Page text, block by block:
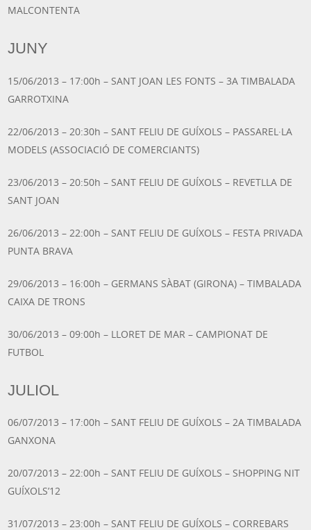
MALCONTENTA
JUNY
15/06/2013 – 17:00h – SANT JOAN LES FONTS – 3A TIMBALADA
GARROTXINA
22/06/2013 – 20:30h – SANT FELIU DE GUÍXOLS – PASSAREL·LA
MODELS (ASSOCIACIÓ DE COMERCIANTS)
23/06/2013 – 20:50h – SANT FELIU DE GUÍXOLS – REVETLLA DE
SANT JOAN
26/06/2013 – 22:00h – SANT FELIU DE GUÍXOLS – FESTA PRIVADA
PUNTA BRAVA
29/06/2013 – 16:00h – GERMANS SÀBAT (GIRONA) – TIMBALADA
CAIXA DE TRONS
30/06/2013 – 09:00h – LLORET DE MAR – CAMPIONAT DE
FUTBOL
JULIOL
06/07/2013 – 17:00h – SANT FELIU DE GUÍXOLS – 2A TIMBALADA
GANXONA
20/07/2013 – 22:00h – SANT FELIU DE GUÍXOLS – SHOPPING NIT
GUÍXOLS’12
31/07/2013 – 23:00h – SANT FELIU DE GUÍXOLS – CORREBARS